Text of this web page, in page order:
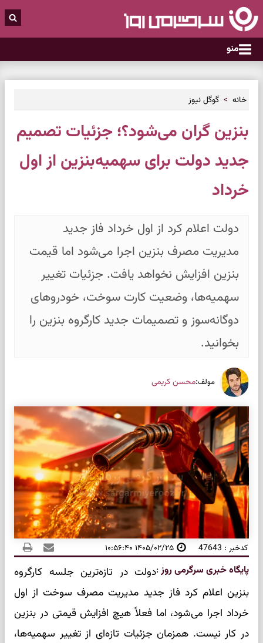
منو
خانه گوگل نیوز
بنزین گران می‌شود؟؛ جزئیات تصمیم
جدید دولت برای سهمیه‌بنزین از اول
خرداد
دولت اعلام کرد از اول خرداد فاز جدید
مدیریت مصرف بنزین اجرا می‌شود اما قیمت
بنزین افزایش نخواهد یافت. جزئیات تغییر
سهمیه‌ها، وضعیت کارت سوخت، خودروهای
دوگانه‌سوز و تصمیمات جدید کارگروه بنزین را
بخوانید.
مولف:محسن کریمی
کدخبر : 47643 ۱۴۰۵/۰۲/۲۵ ۱۰:۵۶:۴۰
پایگاه خبری سرگرمی روز:دولت در تازه‌ترین جلسه کارگروه
بنزین اعلام کرد فاز جدید مدیریت مصرف سوخت از اول
خرداد اجرا می‌شود، اما فعلاً هیچ افزایش قیمتی در بنزین
در کار نیست. همزمان جزئیات تازه‌ای از تغییر سهمیه‌ها،